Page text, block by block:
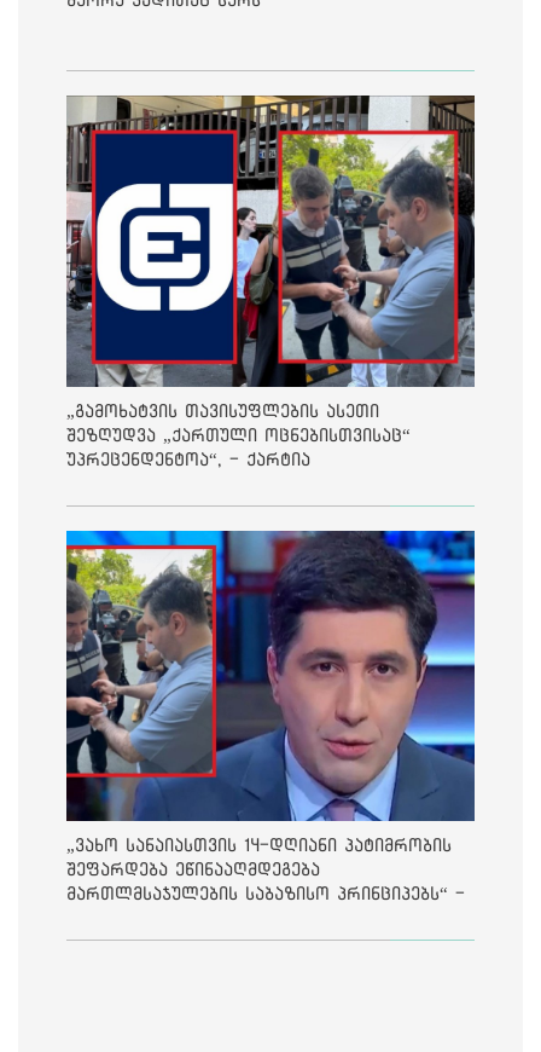
„გამოხატვის თავისუფლების ასეთი
შეზღუდვა „ქართული ოცნებისთვისაც“
უპრეცენდენტოა“, - ქარტია
„ვახო სანაიასთვის 14-დღიანი პატიმრობის
შეფარდება ეწინააღმდეგება
მართლმსაჯულების საბაზისო პრინციპებს“ -